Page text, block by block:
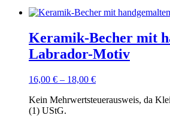
Keramik-Becher mit
Labrador-Motiv
16,00 € – 18,00 €
Kein Mehrwertsteuerausweis, da
(1) UStG.